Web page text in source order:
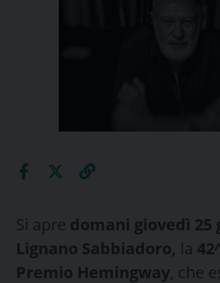
Si apre domani giovedì 25
Lignano Sabbiadoro, la
Premio Hemingway, che